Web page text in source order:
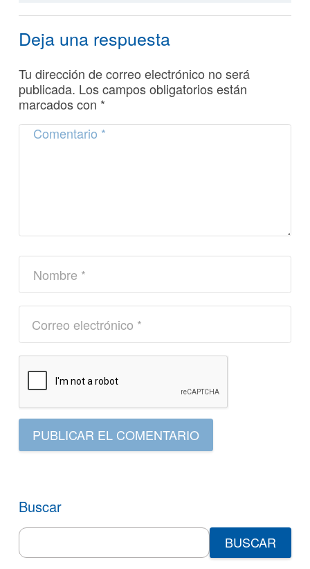
Deja una respuesta
Tu dirección de correo electrónico no será
publicada. Los campos obligatorios están
marcados con *
PUBLICAR EL COMENTARIO
Buscar
Search
for: